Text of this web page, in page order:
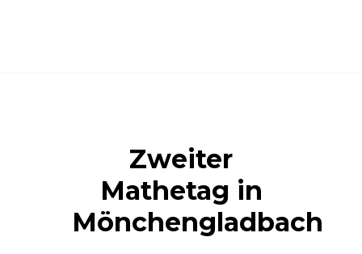
Zweiter
Mathetag in
Mönchengladbach